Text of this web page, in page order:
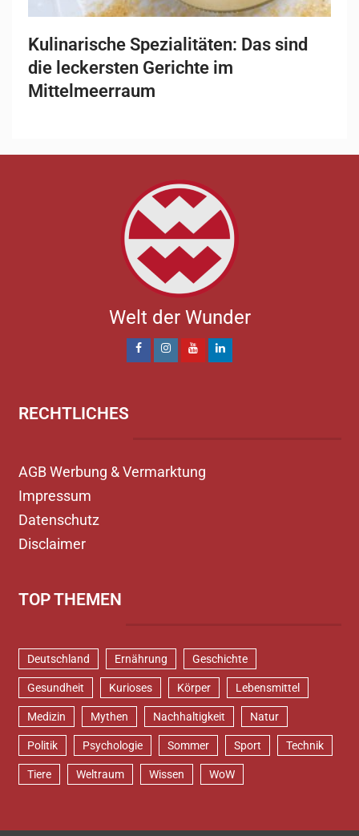
Kulinarische Spezialitäten: Das sind
die leckersten Gerichte im
Mittelmeerraum
Welt der Wunder
RECHTLICHES
AGB Werbung & Vermarktung
Impressum
Datenschutz
Disclaimer
TOP THEMEN
Deutschland Ernährung Geschichte
Gesundheit Kurioses Körper Lebensmittel
Medizin Mythen Nachhaltigkeit Natur
Politik Psychologie Sommer Sport Technik
Tiere Weltraum Wissen WoW